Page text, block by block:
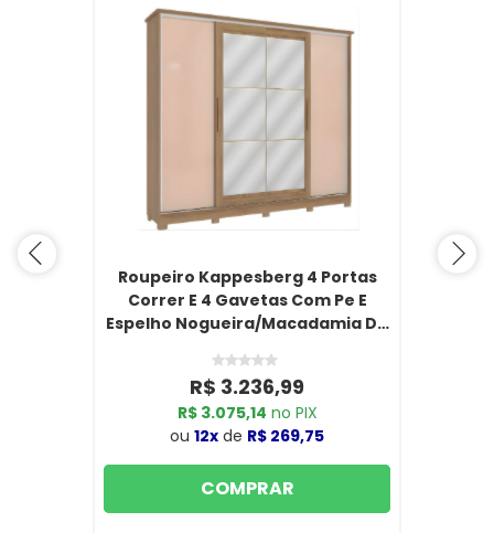
Roupeiro Kappesberg 4 Portas
Correr E 4 Gavetas Com Pe E
Espelho Nogueira/Macadamia De
R$ 3.236,99
R$ 3.075,14 no PIX
ou 12x de R$ 269,75
COMPRAR